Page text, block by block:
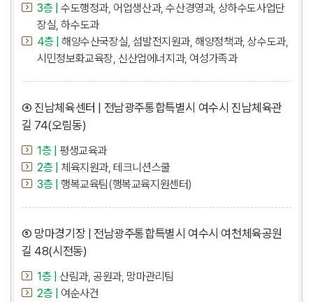
3층 |
수도행정과, 어업생산과, 수산경영과, 상하수도사업단
장실, 하수도과
4층 |
해양수산국장실, 섬발전지원과, 해양정책과, 상수도과,
시민정보화교육장, 신산업에너지과, 여성가족과
④ 진남체육센터 | 전남광주통합특별시 여수시 진남체육관
길 74(오림동)
1층 |
평생교육과
2층 |
체육지원과, 테크니션스쿨
3층 |
행복교육팀(행복교육지원센터)
⑤ 망마경기장 | 전남광주통합특별시 여수시 여천체육공원
길 48(시전동)
1층 |
산림과, 공원과, 망마관리팀
2층 |
여순사건